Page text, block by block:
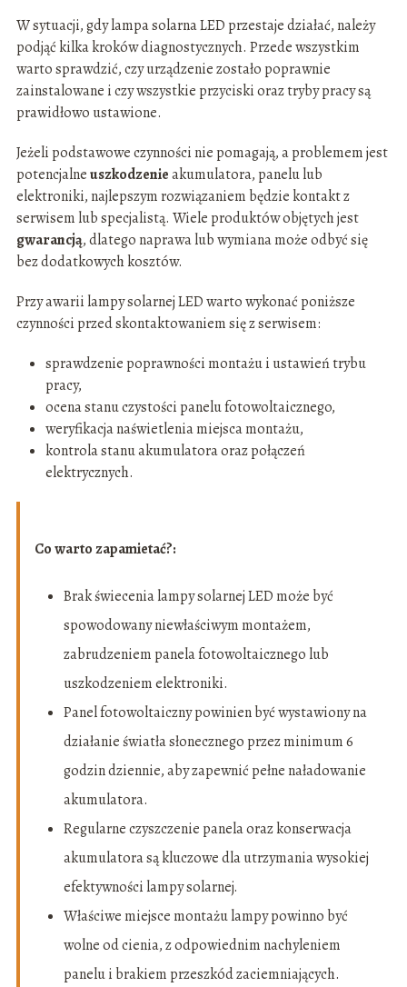
W sytuacji, gdy lampa solarna LED przestaje działać, należy
podjąć kilka kroków diagnostycznych. Przede wszystkim
warto sprawdzić, czy urządzenie zostało poprawnie
zainstalowane i czy wszystkie przyciski oraz tryby pracy są
prawidłowo ustawione.
Jeżeli podstawowe czynności nie pomagają, a problemem jest
potencjalneuszkodzenieakumulatora, panelu lub
elektroniki, najlepszym rozwiązaniem będzie kontakt z
serwisem lub specjalistą. Wiele produktów objętych jest
gwarancją, dlatego naprawa lub wymiana może odbyć się
bez dodatkowych kosztów.
Przy awarii lampy solarnej LED warto wykonać poniższe
czynności przed skontaktowaniem się z serwisem:
sprawdzenie poprawności montażu i ustawień trybu
pracy,
ocena stanu czystości panelu fotowoltaicznego,
weryfikacja naświetlenia miejsca montażu,
kontrola stanu akumulatora oraz połączeń
elektrycznych.
Co warto zapamietać?:
Brak świecenia lampy solarnej LED może być
spowodowany niewłaściwym montażem,
zabrudzeniem panela fotowoltaicznego lub
uszkodzeniem elektroniki.
Panel fotowoltaiczny powinien być wystawiony na
działanie światła słonecznego przez minimum 6
godzin dziennie, aby zapewnić pełne naładowanie
akumulatora.
Regularne czyszczenie panela oraz konserwacja
akumulatora są kluczowe dla utrzymania wysokiej
efektywności lampy solarnej.
Właściwe miejsce montażu lampy powinno być
wolne od cienia, z odpowiednim nachyleniem
panelu i brakiem przeszkód zaciemniających.